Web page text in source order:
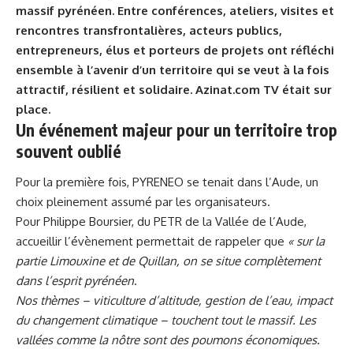
massif pyrénéen. Entre conférences, ateliers, visites et
rencontres transfrontalières, acteurs publics,
entrepreneurs, élus et porteurs de projets ont réfléchi
ensemble à l’avenir d’un territoire qui se veut à la fois
attractif, résilient et solidaire. Azinat.com TV était sur
place.
Un événement majeur pour un territoire trop
souvent oublié
Pour la première fois, PYRENEO se tenait dans l’Aude, un
choix pleinement assumé par les organisateurs.
Pour Philippe Boursier, du PETR de la Vallée de l’Aude,
accueillir l’évènement permettait de rappeler que « sur la
partie Limouxine et de Quillan, on se situe complètement
dans l’esprit pyrénéen.
Nos thèmes – viticulture d’altitude, gestion de l’eau, impact
du changement climatique – touchent tout le massif. Les
vallées comme la nôtre sont des poumons économiques.